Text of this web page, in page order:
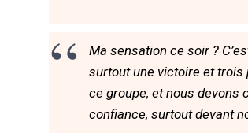
Ma sensation ce soir ?
surtout une victoire et trois
ce groupe, et nous devons
confiance, surtout devant